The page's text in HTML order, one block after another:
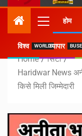
होम
विश्व WORLDव्यापार
Home
सिटी
Haridwar News
किसे मिली जिम्मेदारी